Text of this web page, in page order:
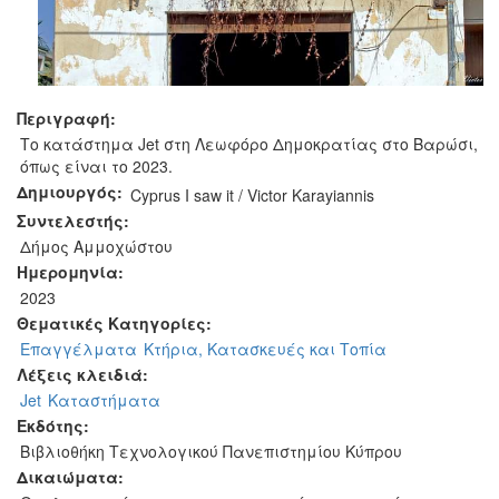
Περιγραφή:
Το κατάστημα Jet στη Λεωφόρο Δημοκρατίας στο Βαρώσι,
όπως είναι το 2023.
Δημιουργός: Cyprus I saw it / Victor Karayiannis
Συντελεστής:
Δήμος Αμμοχώστου
Ημερομηνία:
2023
Θεματικές Κατηγορίες:
Επαγγέλματα Κτήρια, Κατασκευές και Τοπία
Λέξεις κλειδιά:
Jet Καταστήματα
Εκδότης:
Βιβλιοθήκη Τεχνολογικού Πανεπιστημίου Κύπρου
Δικαιώματα: